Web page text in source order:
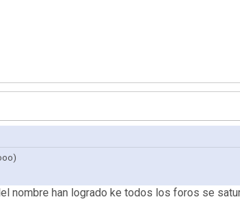
nombre han logrado ke todos los foros se